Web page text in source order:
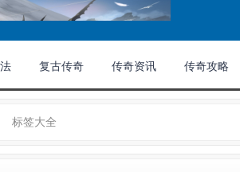
复古传奇 传奇资讯 传奇攻略
标签大全